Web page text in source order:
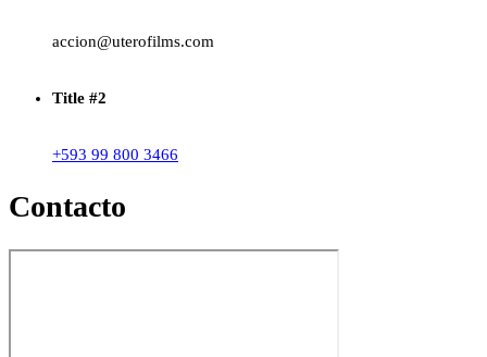
accion@uterofilms.com
Title #2
+593 99 800 3466
Contacto